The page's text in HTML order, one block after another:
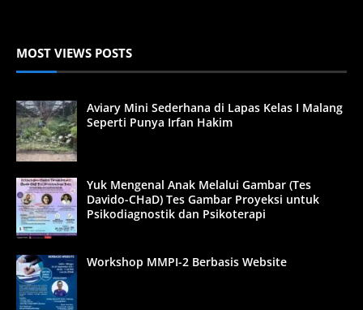
MOST VIEWS POSTS
Aviary Mini Sederhana di Lapas Kelas I Malang
Seperti Punya Irfan Hakim
Yuk Mengenal Anak Melalui Gambar (Tes
Davido-CHaD) Tes Gambar Proyeksi untuk
Psikodiagnostik dan Psikoterapi
Workshop MMPI-2 Berbasis Website